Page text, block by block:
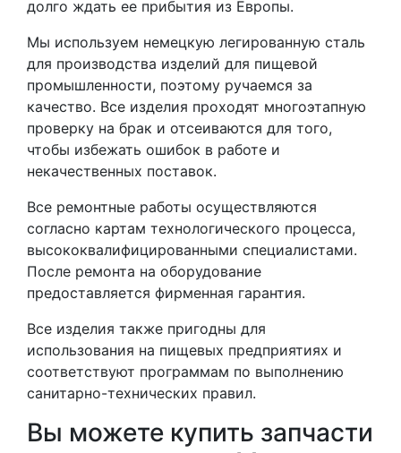
долго ждать ее прибытия из Европы.
Мы используем немецкую легированную сталь
для производства изделий для пищевой
промышленности, поэтому ручаемся за
качество. Все изделия проходят многоэтапную
проверку на брак и отсеиваются для того,
чтобы избежать ошибок в работе и
некачественных поставок.
Все ремонтные работы осуществляются
согласно картам технологического процесса,
высококвалифицированными специалистами.
После ремонта на оборудование
предоставляется фирменная гарантия.
Все изделия также пригодны для
использования на пищевых предприятиях и
соответствуют программам по выполнению
санитарно-технических правил.
Вы можете купить запчасти